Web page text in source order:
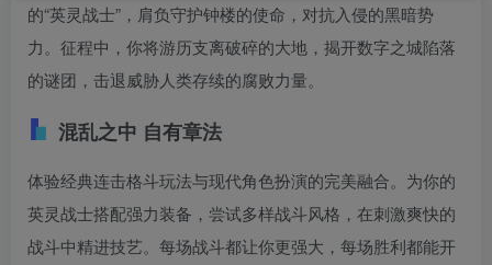
的“英灵战士”，肩负守护钟楼的使命，对抗入侵的黑暗势
力。征程中，你将游历支离破碎的大地，揭开数字之城陷落
的谜团，击退威胁人类存续的腐败力量。
混乱之中 自有章法
体验经典连击格斗玩法与现代角色扮演的完美融合。为你的
英灵战士搭配强力装备，尝试多样战斗风格，在刺激爽快的
战斗中精进技艺。每场战斗都让你更强大，每场胜利都能开